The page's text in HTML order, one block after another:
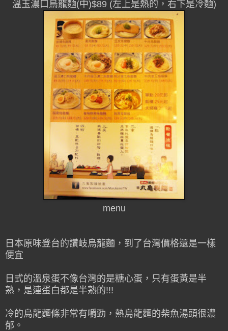
溫玉濃口烏龍麵(中)$89 (左上是熱的，右下是冷麵)
menu
日本原味登台的讚岐烏龍麵，到了台灣價格還是一樣
便宜
日式的溫泉蛋不像台灣的是糖心蛋，只有蛋黃是半
熟，是連蛋白都是半熟的!!!
冷的烏龍麵條非常有嚼勁，熱烏龍麵的柴魚湯頭很濃
郁。